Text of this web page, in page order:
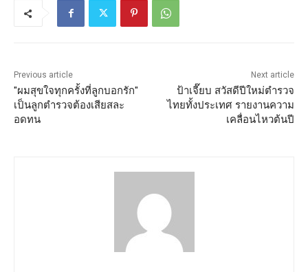
Previous article
"ผมสุขใจทุกครั้งที่ลูกบอกรัก"
เป็นลูกตำรวจต้องเสียสละ
อดทน
Next article
ป้าเจี๊ยบ สวัสดีปีใหม่ตำรวจ
ไทยทั้งประเทศ รายงานความ
เคลื่อนไหวต้นปี